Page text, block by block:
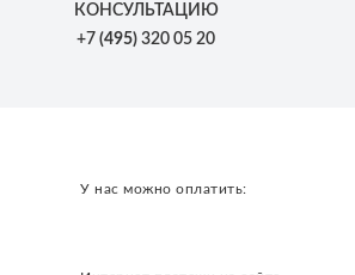
КОНСУЛЬТАЦИЮ
+7 (495) 320 05 20
У нас можно оплатить: